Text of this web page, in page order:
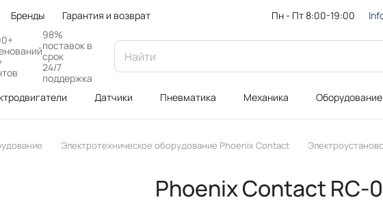
Бренды Гарантия и возврат Пн - Пт 8:00-19:00
98%
поставок в
срок
24/7
поддержка
Датчики Пневматика Механика Оборудование
Электротехническое оборудование Phoenix Contact
Phoenix Contact RC-